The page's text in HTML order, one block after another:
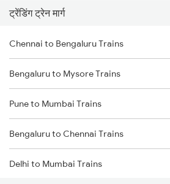
ट्रेंडिंग ट्रेन मार्ग
Chennai to Bengaluru Trains
Bengaluru to Mysore Trains
Pune to Mumbai Trains
Bengaluru to Chennai Trains
Delhi to Mumbai Trains